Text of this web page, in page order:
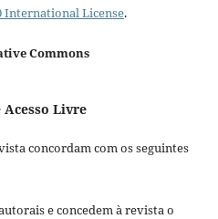
International License.
Commons
Livre
concordam com os seguintes
e concedem à revista o